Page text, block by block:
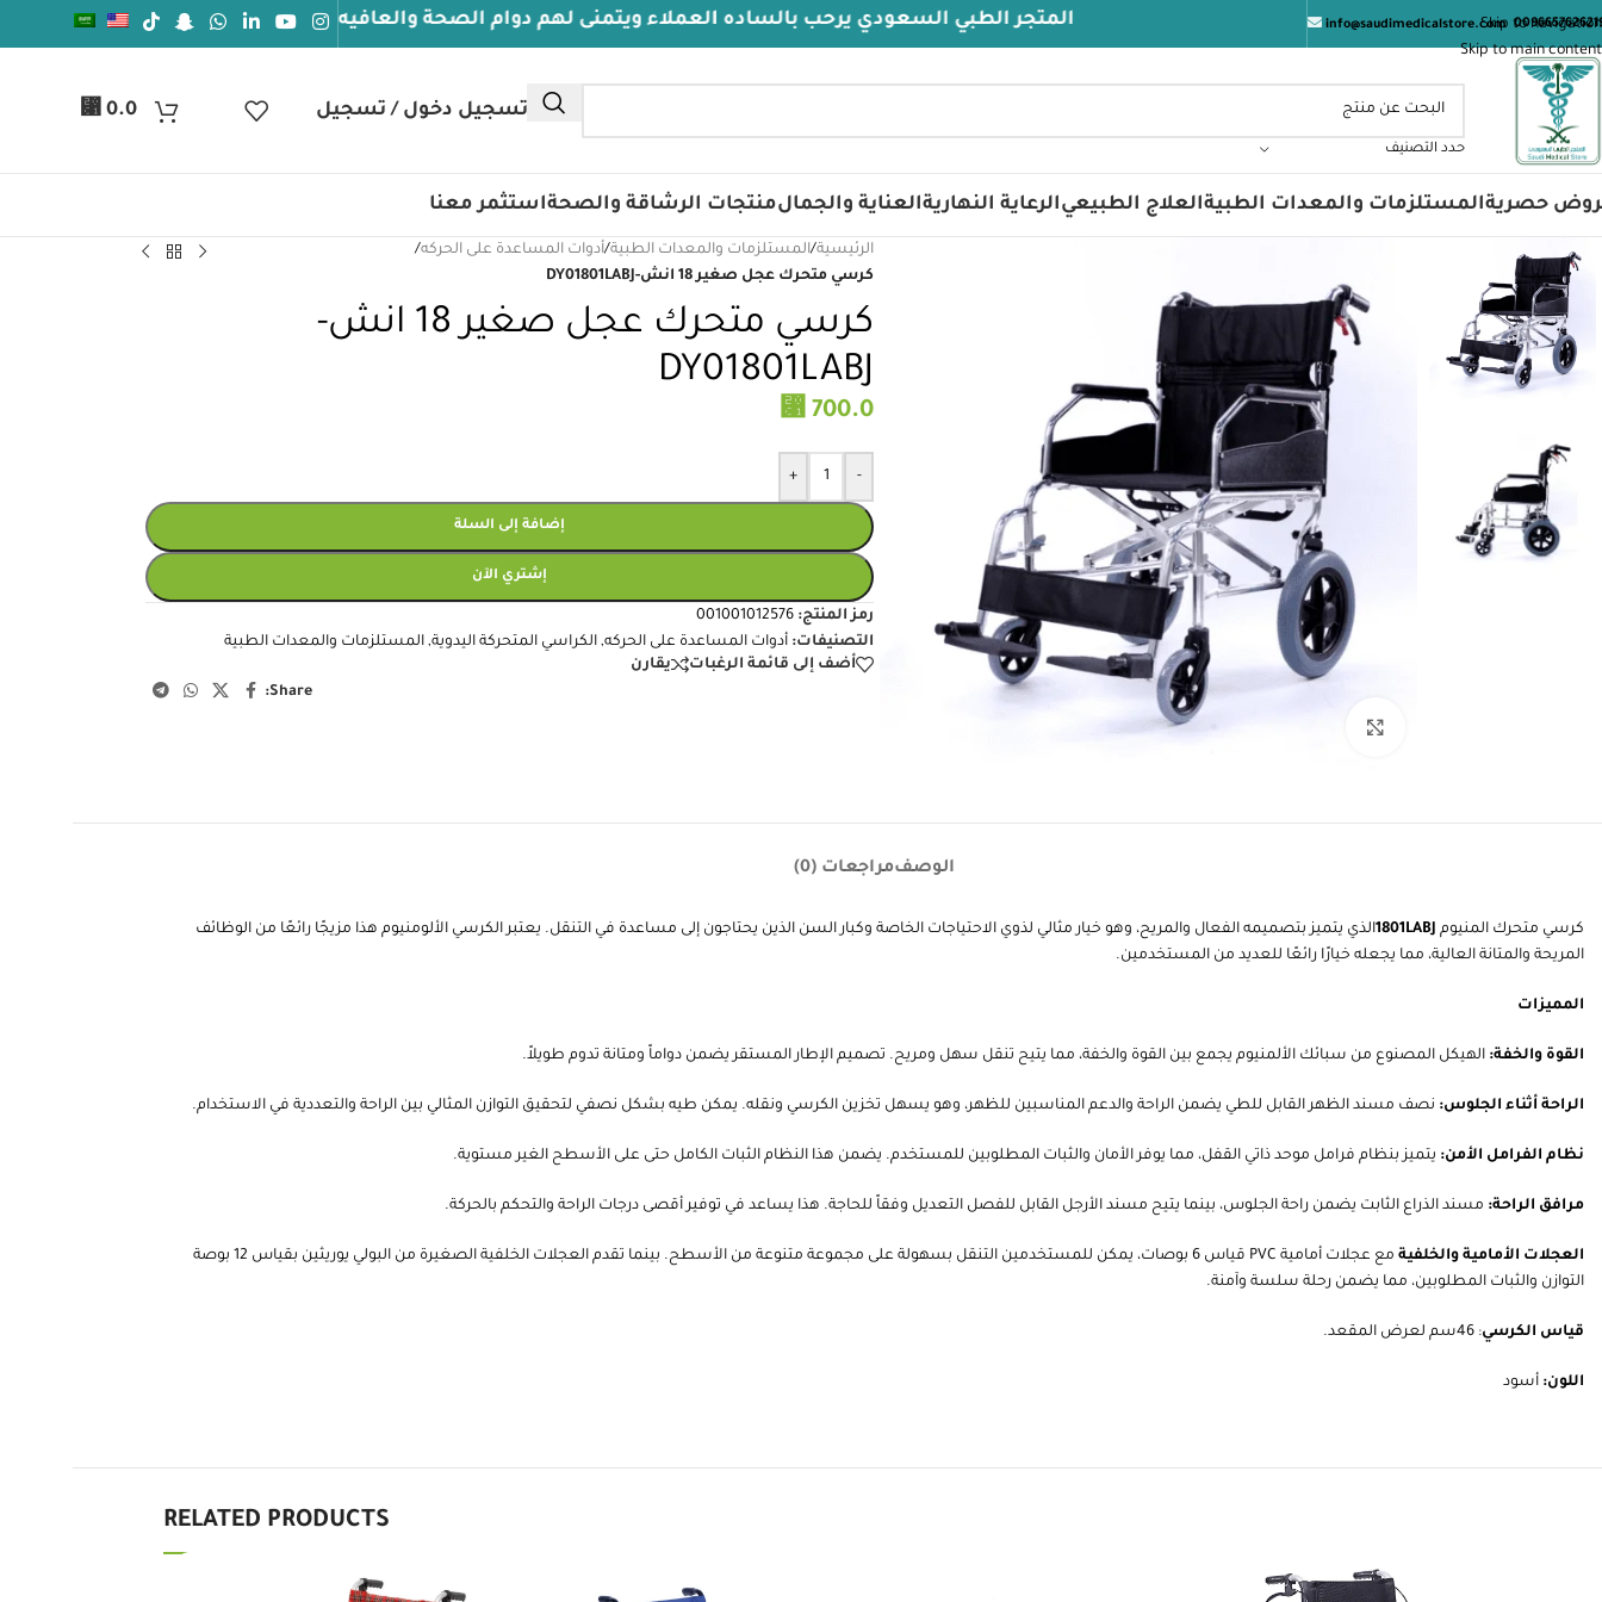
Skip to navigation
Skip to main content
info@saudimedicalstore.com المتجر الطبي السعودي يرحب بالساده العملاء ويتمنى لهم دوام الصحة والعافيه
حدد التصنيف
تسجيل دخول / تسجيل ⃁0.0
حصريةالمستلزمات والمعدات الطبيةالعلاج الطبيعيالرعاية النهاريةالعناية والجمالمنتجات الرشاقة والصحةاستثمر معنا
الرئيسية/المستلزمات والمعدات الطبية/أدوات المساعدة على الحركه/
كرسي متحرك عجل صغير 18 انش-DY01801LABJ
كرسي متحرك عجل صغير 18 انش-
DY01801LABJ
⃁ 700.0
-
+
إضافة إلى السلة
إشتري الآن
رمز المنتج: 001001012576
التصنيفات: أدوات المساعدة على الحركه, الكراسي المتحركة اليدوية, المستلزمات والمعدات الطبية
أضف إلى قائمة الرغبات
يقارن
Share:
الوصفمراجعات (0)
كرسي متحرك المنيوم 1801LABJالذي يتميز بتصميمه الفعال والمريح، وهو خيار مثالي لذوي الاحتياجات الخاصة وكبار السن الذين يحتاجون إلى مساعدة في التنقل. يعتبر الكرسي الألومنيوم هذا مزيجًا رائعًا من الوظائف
المريحة والمتانة العالية، مما يجعله خيارًا رائعًا للعديد من المستخدمين.
المميزات
القوة والخفة: الهيكل المصنوع من سبائك الألمنيوم يجمع بين القوة والخفة، مما يتيح تنقل سهل ومريح. تصميم الإطار المستقر يضمن دواماً ومتانة تدوم طويلاً.
الراحة أثناء الجلوس: نصف مسند الظهر القابل للطي يضمن الراحة والدعم المناسبين للظهر، وهو يسهل تخزين الكرسي ونقله. يمكن طيه بشكل نصفي لتحقيق التوازن المثالي بين الراحة والتعددية في الاستخدام.
نظام الفرامل الأمن: يتميز بنظام فرامل موحد ذاتي القفل، مما يوفر الأمان والثبات المطلوبين للمستخدم. يضمن هذا النظام الثبات الكامل حتى على الأسطح الغير مستوية.
مرافق الراحة: مسند الذراع الثابت يضمن راحة الجلوس، بينما يتيح مسند الأرجل القابل للفصل التعديل وفقاً للحاجة. هذا يساعد في توفير أقصى درجات الراحة والتحكم بالحركة.
العجلات الأمامية والخلفية
مع عجلات أمامية PVC قياس 6 بوصات، يمكن للمستخدمين التنقل بسهولة على مجموعة متنوعة من الأسطح. بينما تقدم العجلات الخلفية الصغيرة من البولي يوريثين بقياس 12 بوصة
التوازن والثبات المطلوبين، مما يضمن رحلة سلسة وآمنة.
قياس الكرسي: 46سم لعرض المقعد.
اللون: أسود
RELATED PRODUCTS